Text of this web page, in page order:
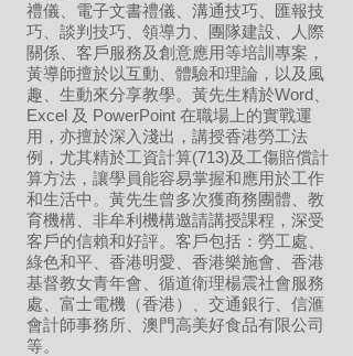
禮儀、電子文書禮儀、溝通技巧、匯報技
巧、談判技巧、領導力、團隊建設、人際
關係、客戶服務及創意應用等培訓專案，
黃導師擅於以互動、體驗和理論，以及風
趣、生動來分享教學。黃先生精於Word、
Excel 及 PowerPoint 在職場上的實戰運
用，亦擅於深入淺出，講授香港勞工法
例，尤其精於工資計算(713)及工傷賠償計
算方法，讓學員能容易掌握和應用於工作
和生活中。黃先生曾多次獲商務團體、教
育機構、非牟利機構邀請講授課程，深受
客戶的信賴和好評。客戶包括：勞工處、
綠色和平、香港明愛、香港樂施會、香港
基督教女青年會、循道衛理楊震社會服務
處、富士電機（香港）、交通銀行、信滙
會計師事務所、澳門高美好食品有限公司
等。